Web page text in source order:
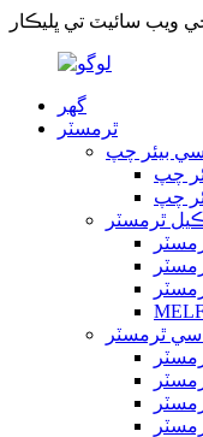
گھر
ٿرمسٽر
سي بيئر چپ
چپ
چپ
ٿرمسٽر
سي ٿرمسٽر